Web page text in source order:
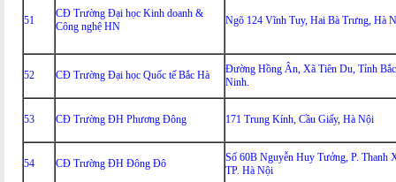
51
CĐ Trường Đại học Kinh doanh &
Công nghệ HN
Ngõ 124 Vĩnh Tuy, Hai Bà Trưng, Hà
52 CĐ Trường Đại học Quốc tế Bắc Hà
Đường Hồng Ân, Xã Tiên Du, Tỉnh Bắc
Ninh.
53 CĐ Trường ĐH Phương Đông 171 Trung Kính, Cầu Giấy, Hà Nội
54 CĐ Trường ĐH Đông Đô
Số 60B Nguyễn Huy Tưởng, P. Thanh
TP. Hà Nội